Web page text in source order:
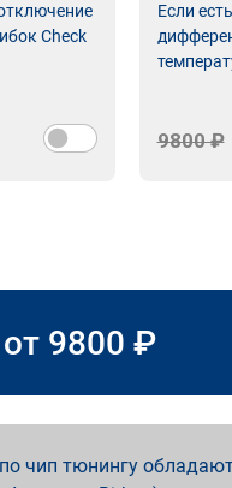
Check
Если
9800 ₽
9800 ₽
чип тюнингу